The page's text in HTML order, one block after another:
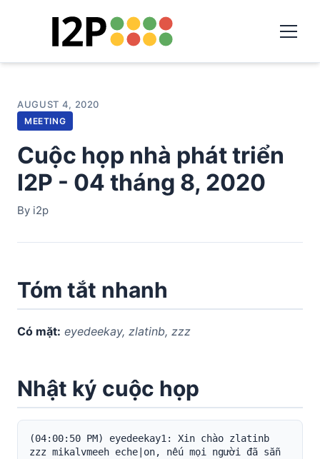
AUGUST 4, 2020
MEETING
Cuộc họp nhà phát triển
I2P - 04 tháng 8, 2020
By i2p
Tóm tắt nhanh
Có mặt: eyedeekay, zlatinb, zzz
Nhật ký cuộc họp
(04:00:50 PM) eyedeekay1: Xin chào zlatinb
zzz mikalvmeeh eche|on, nếu mọi người đã sẵn